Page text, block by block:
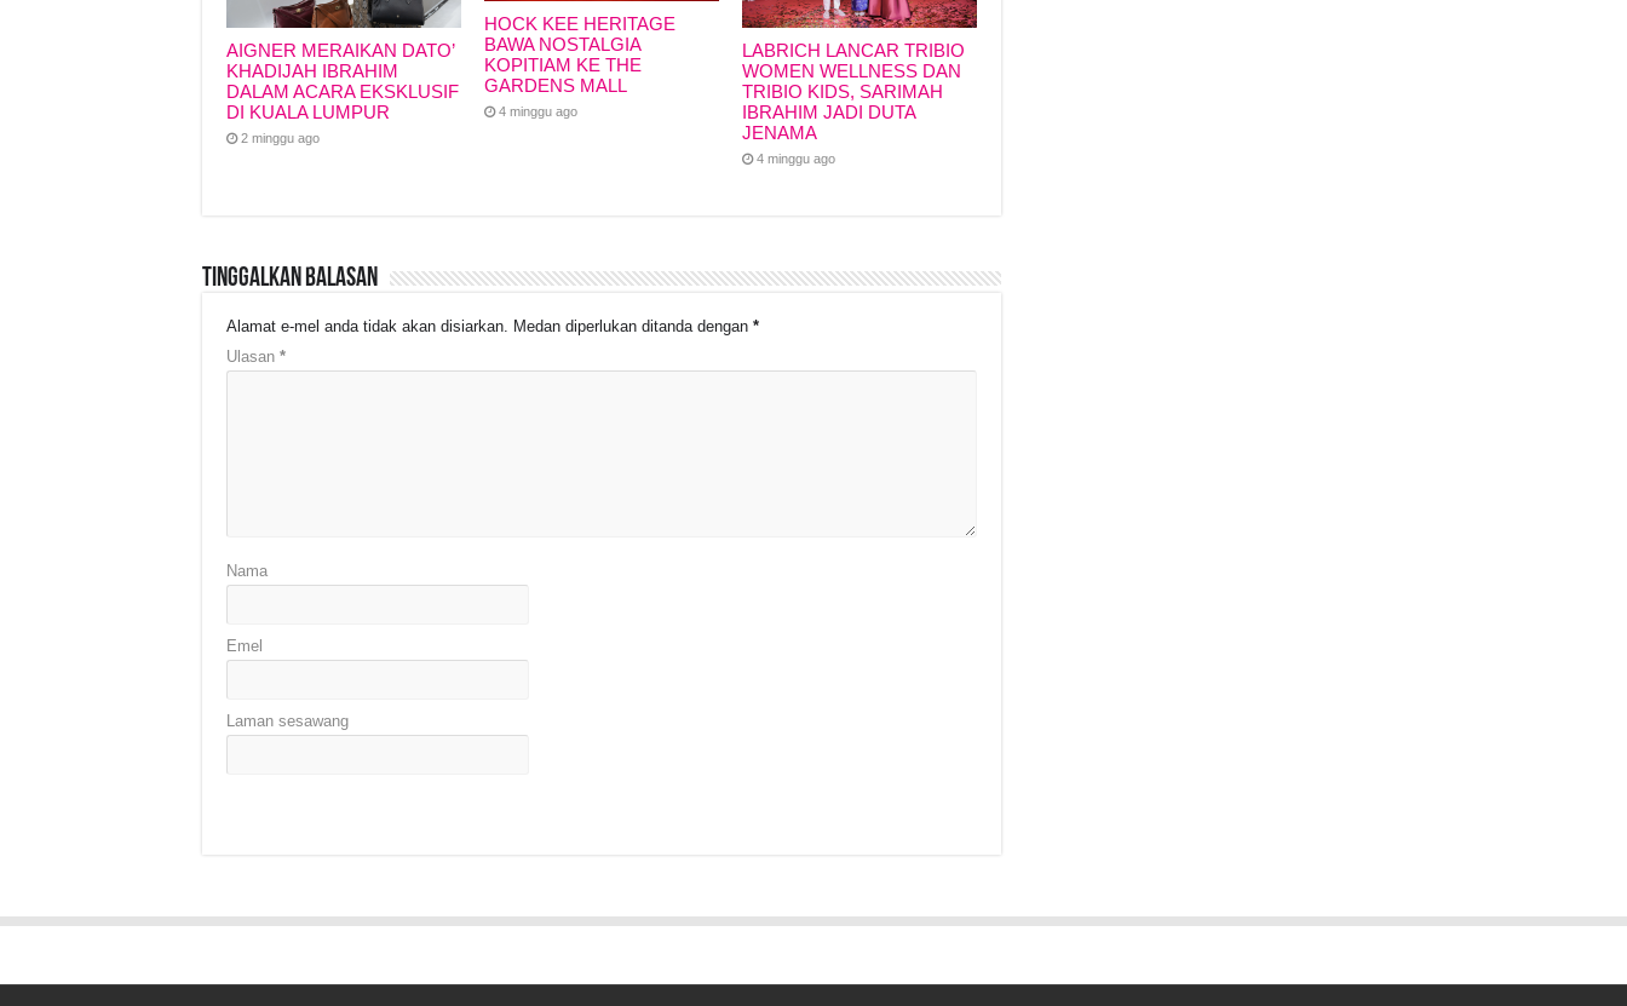
AIGNER MERAIKAN DATO’
KHADIJAH IBRAHIM
DALAM ACARA EKSKLUSIF
DI KUALA LUMPUR
2 minggu ago
HOCK KEE HERITAGE
BAWA NOSTALGIA
KOPITIAM KE THE
GARDENS MALL
4 minggu ago
LABRICH LANCAR TRIBIO
WOMEN WELLNESS DAN
TRIBIO KIDS, SARIMAH
IBRAHIM JADI DUTA
JENAMA
4 minggu ago
Tinggalkan Balasan
Alamat e-mel anda tidak akan disiarkan. Medan diperlukan ditanda dengan *
Ulasan *
Nama
Emel
Laman sesawang